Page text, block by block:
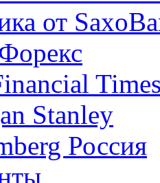
от
Stanley
Россия